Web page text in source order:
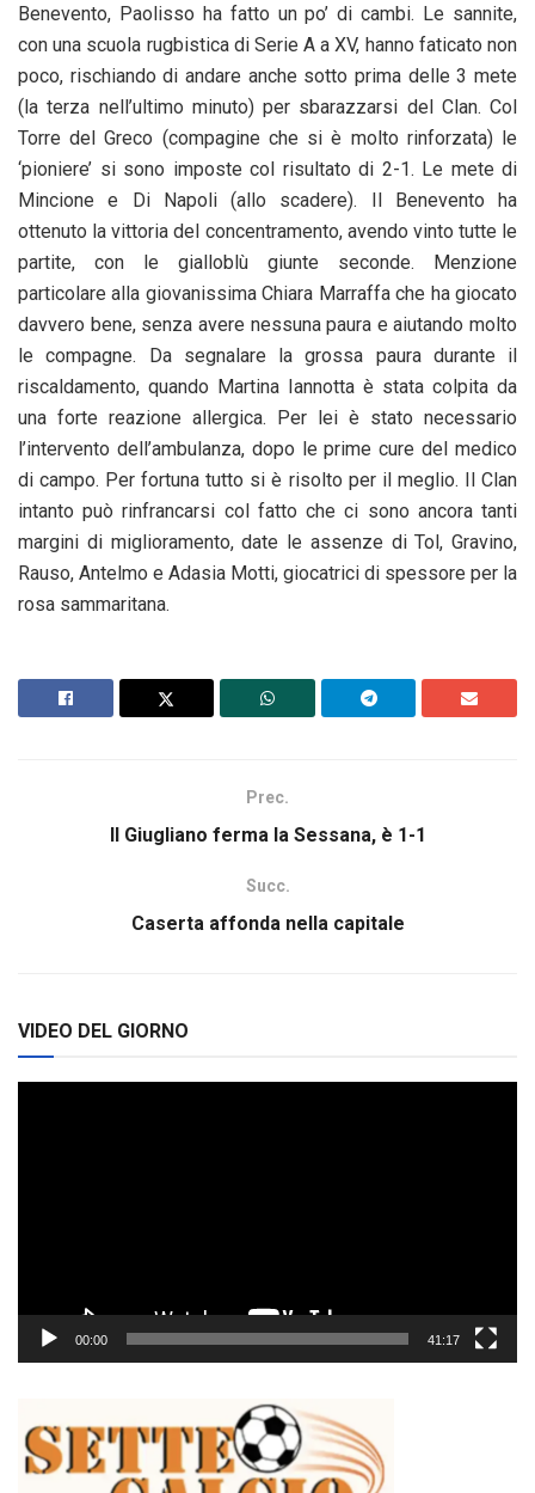
Benevento, Paolisso ha fatto un po’ di cambi. Le sannite,
con una scuola rugbistica di Serie A a XV, hanno faticato non
poco, rischiando di andare anche sotto prima delle 3 mete
(la terza nell’ultimo minuto) per sbarazzarsi del Clan. Col
Torre del Greco (compagine che si è molto rinforzata) le
‘pioniere’ si sono imposte col risultato di 2-1. Le mete di
Mincione e Di Napoli (allo scadere). Il Benevento ha
ottenuto la vittoria del concentramento, avendo vinto tutte le
partite, con le gialloblù giunte seconde. Menzione
particolare alla giovanissima Chiara Marraffa che ha giocato
davvero bene, senza avere nessuna paura e aiutando molto
le compagne. Da segnalare la grossa paura durante il
riscaldamento, quando Martina Iannotta è stata colpita da
una forte reazione allergica. Per lei è stato necessario
l’intervento dell’ambulanza, dopo le prime cure del medico
di campo. Per fortuna tutto si è risolto per il meglio. Il Clan
intanto può rinfrancarsi col fatto che ci sono ancora tanti
margini di miglioramento, date le assenze di Tol, Gravino,
Rauso, Antelmo e Adasia Motti, giocatrici di spessore per la
rosa sammaritana.
Prec.
Il Giugliano ferma la Sessana, è 1-1
Succ.
Caserta affonda nella capitale
VIDEO DEL GIORNO
00:00 41:17